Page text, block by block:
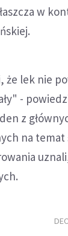
w
że lek nie
-
z
na